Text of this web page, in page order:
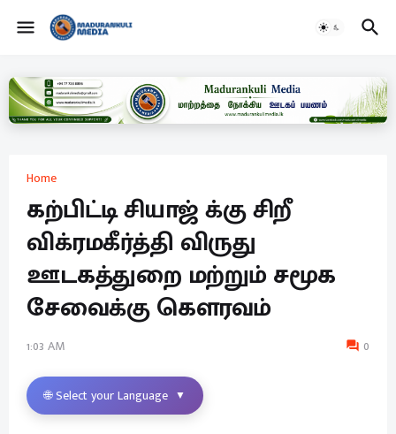
Home
கற்பிட்டி சியாஜ் க்கு சிறீ
விக்ரமகீர்த்தி விருது
ஊடகத்துறை மற்றும் சமூக
சேவைக்கு கௌரவம்
1:03 AM 0
🌐 Select your Language ▼